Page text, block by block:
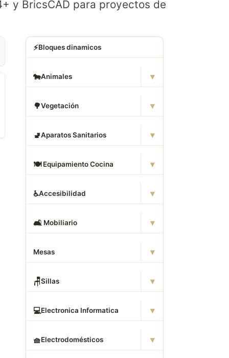
y BricsCAD para proyectos de
⚡Bloques dinamicos
🐄Animales ▾
🌳Vegetación ▾
🚽Aparatos Sanitarios ▾
🍽️ Equipamiento Cocina ▾
♿Accesibilidad ▾
🛋 ️ Mobiliario ▾
Mesas ▾
🪑Sillas ▾
💻Electronica Informatica ▾
🧺Electrodomésticos ▾